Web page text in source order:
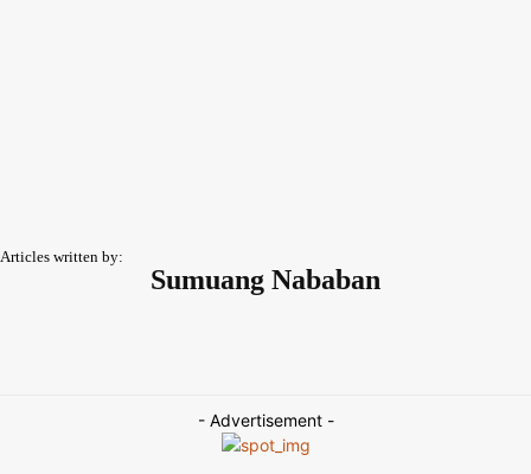
Articles written by:
Sumuang Nababan
- Advertisement -